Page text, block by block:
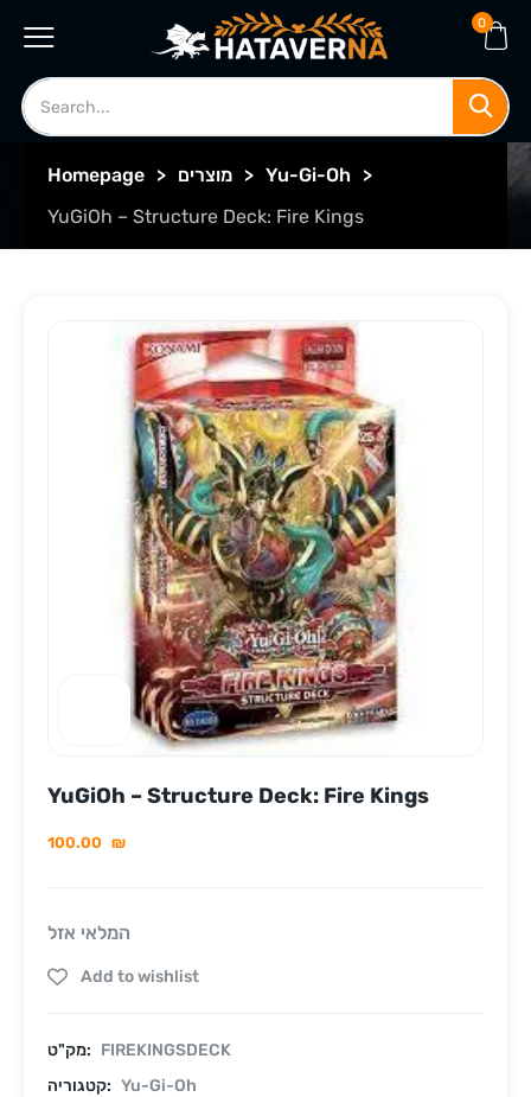
0
Homepage > מוצרים > Yu-Gi-Oh
>
YuGiOh – Structure Deck: Fire Kings
YuGiOh – Structure Deck: Fire Kings
100.00 ₪
המלאי אזל
Add to wishlist
מק"ט: FIREKINGSDECK
קטגוריה: Yu-Gi-Oh